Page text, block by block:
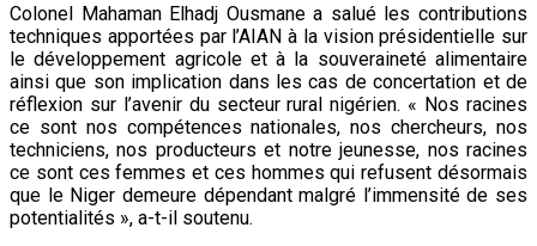
Colonel Mahaman Elhadj Ousmane a salué les contributions
techniques apportées par l’AIAN à la vision présidentielle sur
le développement agricole et à la souveraineté alimentaire
ainsi que son implication dans les cas de concertation et de
réflexion sur l’avenir du secteur rural nigérien. « Nos racines
ce sont nos compétences nationales, nos chercheurs, nos
techniciens, nos producteurs et notre jeunesse, nos racines
ce sont ces femmes et ces hommes qui refusent désormais
que le Niger demeure dépendant malgré l’immensité de ses
potentialités », a-t-il soutenu.